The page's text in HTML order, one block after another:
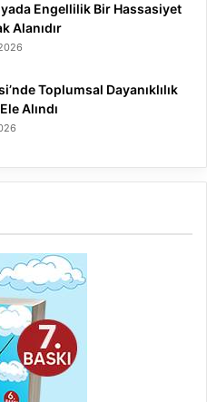
Engellilik Bir Hassasiyet
Alanıdır
Toplumsal Dayanıklılık
Alındı